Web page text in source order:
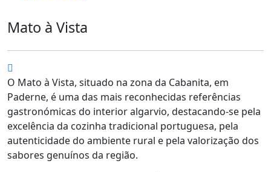
Mato à Vista
O Mato à Vista, situado na zona da Cabanita, em
Paderne, é uma das mais reconhecidas referências
gastronómicas do interior algarvio, destacando-se pela
excelência da cozinha tradicional portuguesa, pela
autenticidade do ambiente rural e pela valorização dos
sabores genuínos da região.